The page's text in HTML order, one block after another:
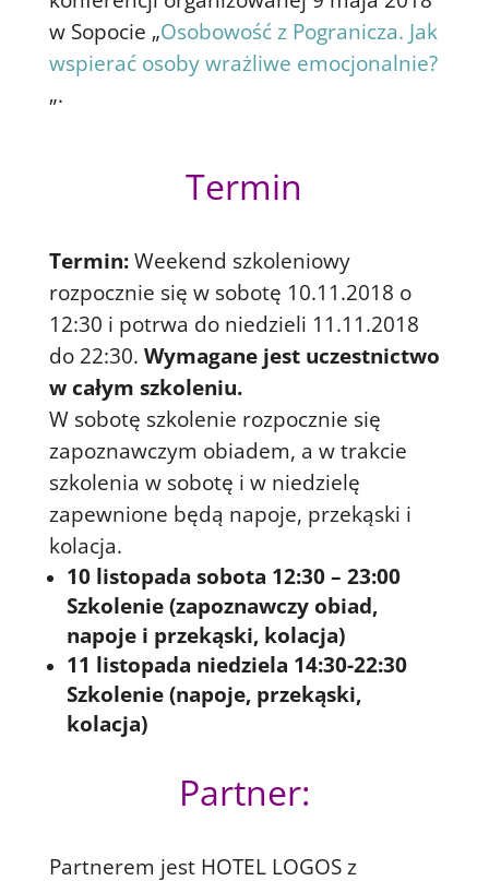
w Sopocie „Osobowość z Pogranicza. Jak
wspierać osoby wrażliwe emocjonalnie?
„.
Termin
Termin: Weekend szkoleniowy
rozpocznie się w sobotę 10.11.2018 o
12:30 i potrwa do niedzieli 11.11.2018
do 22:30. Wymagane jest uczestnictwo
w całym szkoleniu.
W sobotę szkolenie rozpocznie się
zapoznawczym obiadem, a w trakcie
szkolenia w sobotę i w niedzielę
zapewnione będą napoje, przekąski i
kolacja.
10 listopada sobota 12:30 – 23:00
Szkolenie (zapoznawczy obiad,
napoje i przekąski, kolacja)
11 listopada niedziela 14:30-22:30
Szkolenie (napoje, przekąski,
kolacja)
Partner:
Partnerem jest HOTEL LOGOS z